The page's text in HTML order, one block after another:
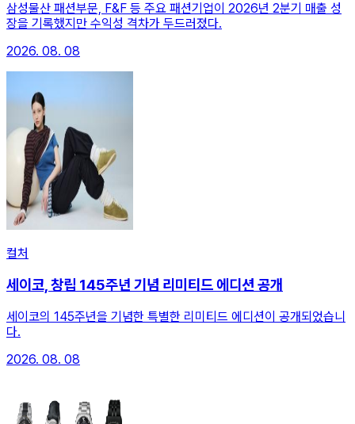
삼성물산 패션부문, F&F 등 주요 패션기업이 2026년 2분기 매출 성
장을 기록했지만 수익성 격차가 두드러졌다.
2026. 08. 08
컬처
세이코, 창립 145주년 기념 리미티드 에디션 공개
세이코의 145주년을 기념한 특별한 리미티드 에디션이 공개되었습니
다.
2026. 08. 08